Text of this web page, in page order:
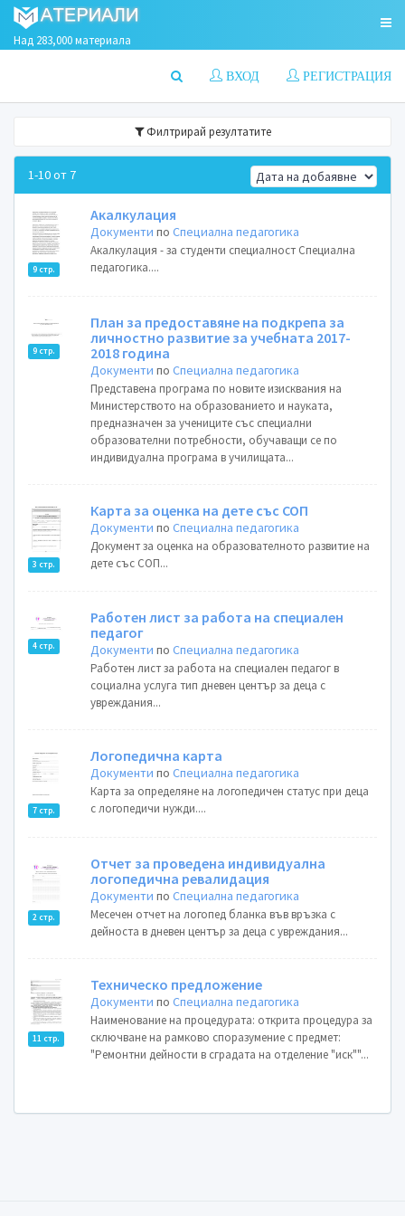
Над 283,000 материала
РЕГИСТРАЦИЯ
ВХОД
Филтрирай резултатите
1-10 от 7
9 стр.
Акалкулация
Документи поСпециална педагогика
Акалкулация - за студенти специалност Специална
педагогика....
9 стр.
План за предоставяне на подкрепа за
личностно развитие за учебната 2017-
2018 година
Документи поСпециална педагогика
Представена програма по новите изисквания на
Министерството на образованието и науката,
предназначен за учениците със специални
образователни потребности, обучаващи се по
индивидуална програма в училищата...
3 стр.
Карта за оценка на дете със СОП
Документи поСпециална педагогика
Документ за оценка на образователното развитие на
дете със СОП...
4 стр.
Работен лист за работа на специален
педагог
Документи поСпециална педагогика
Работен лист за работа на специален педагог в
социална услуга тип дневен център за деца с
увреждания...
7 стр.
Логопедична карта
Документи поСпециална педагогика
Карта за определяне на логопедичен статус при деца
с логопедичи нужди....
2 стр.
Отчет за проведена индивидуална
логопедична ревалидация
Документи поСпециална педагогика
Месечен отчет на логопед бланка във връзка с
дейноста в дневен център за деца с увреждания...
11 стр.
Техническо предложение
Документи поСпециална педагогика
Наименование на процедурата: открита процедура за
сключване на рамково споразумение с предмет:
"Ремонтни дейности в сградата на отделение "иск""...